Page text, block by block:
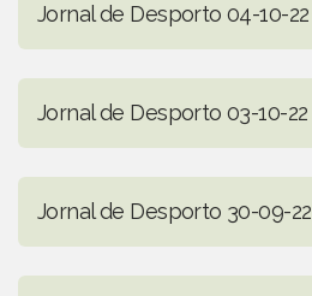
Jornal de Desporto 04-10-22
Jornal de Desporto 03-10-22
Jornal de Desporto 30-09-22